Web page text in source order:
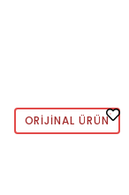
ORIJINAL ÜRÜN